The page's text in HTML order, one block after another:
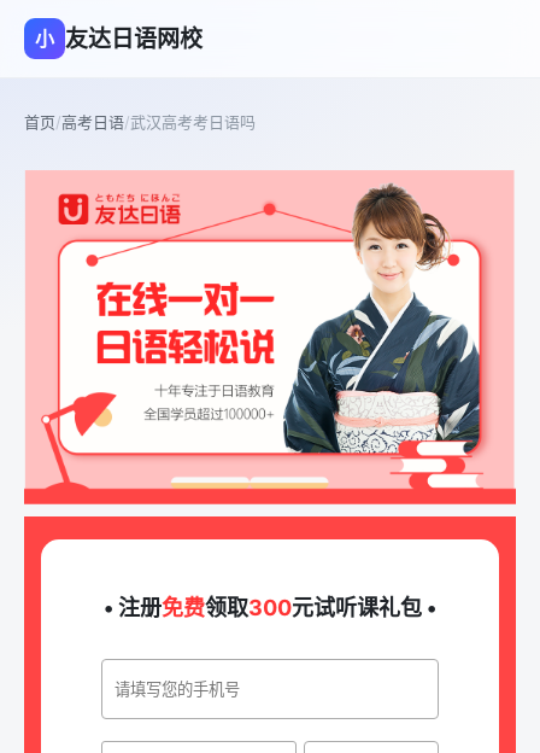
小 友达日语网校
首页/高考日语/武汉高考考日语吗
• 注册免费领取300元试听课礼包 •